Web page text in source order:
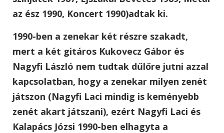
az ész 1990, Koncert 1990)adtak ki.
1990-ben a zenekar két részre szakadt,
mert a két gitáros Kukovecz Gábor és
Nagyfi László nem tudtak dűlőre jutni azzal
kapcsolatban, hogy a zenekar milyen zenét
játszon (Nagyfi Laci mindig is keményebb
zenét akart játszani), ezért Nagyfi Laci és
Kalapács Józsi 1990-ben elhagyta a